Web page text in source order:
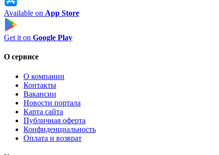
Available on App Store
Get it on Google Play
О сервисе
О компании
Контакты
Вакансии
Новости портала
Карта сайта
Публичная оферта
Конфиденциальность
Оплата и возврат